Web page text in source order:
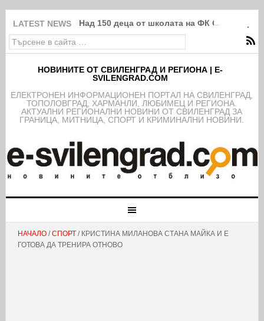
LATEST NEWS Над 150 деца от школата на ФК
НОВИНИТЕ ОТ СВИЛЕНГРАД И РЕГИОНА | E-
SVILENGRAD.COM
EЛЕКТРОНЕН ИНФОРМАЦИОНЕН ПОРТАЛ НА СВИЛЕНГРАД,
ТОПОЛОВГРАД, ХАРМАНЛИ, ЛЮБИМЕЦ И РЕГИОНА.
АКТУАЛНИ РЕГИОНАЛНИ НОВИНИ ОТ СВИЛЕНГРАД ЗА
ГРАНИЦА, МИТНИЦА, СПОРТ И КРИМИНАЛНИ НОВИНИ.
НАЧАЛО/СПОРТ/ КРИСТИНА МИЛАНОВА СТАНА МАЙКА И Е
ГОТОВА ДА ТРЕНИРА ОТНОВО